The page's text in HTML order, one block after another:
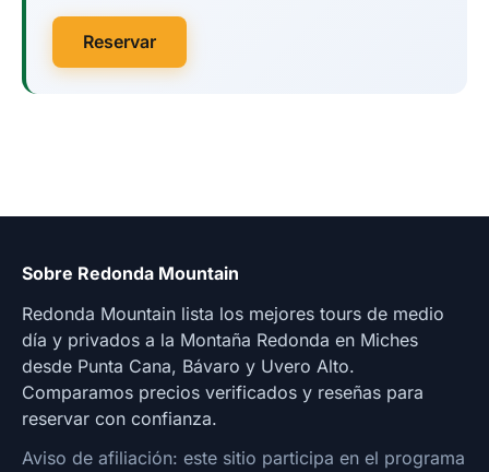
Reservar
Sobre Redonda Mountain
Redonda Mountain lista los mejores tours de medio
día y privados a la Montaña Redonda en Miches
desde Punta Cana, Bávaro y Uvero Alto.
Comparamos precios verificados y reseñas para
reservar con confianza.
Aviso de afiliación: este sitio participa en el programa